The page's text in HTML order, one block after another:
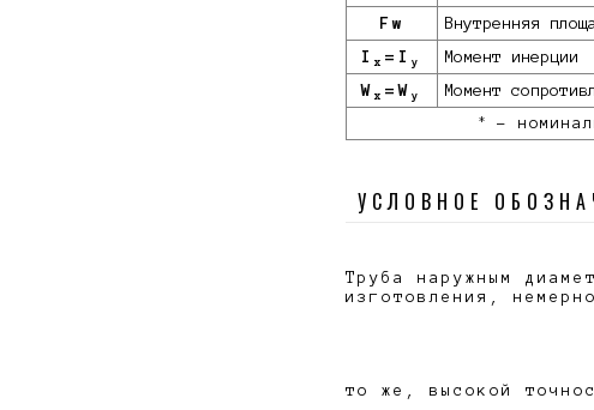
Fw Внутренняя
I x =I y Момент инерции
W x =W y Момент
* -
УСЛОВНОЕ
Труба наружным
изготовления,
то же, высокой